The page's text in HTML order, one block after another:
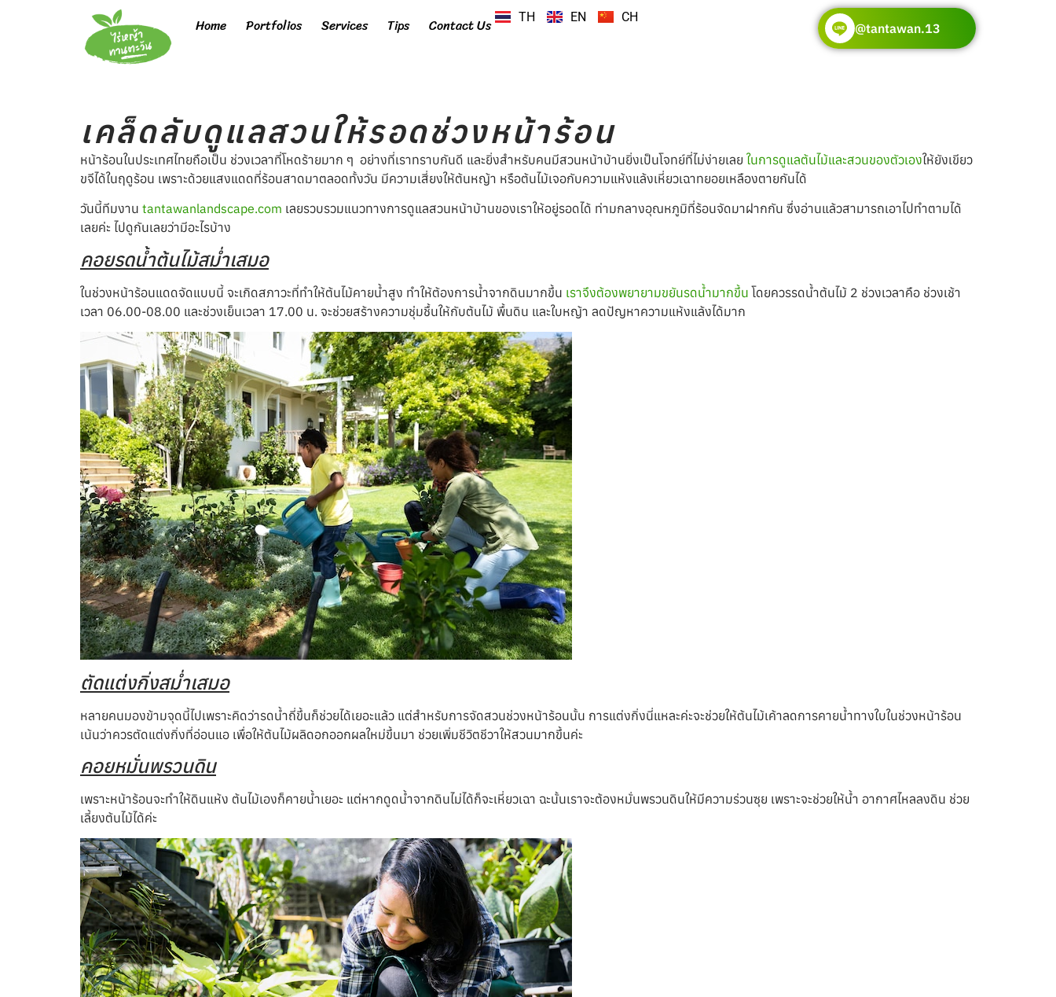
Home Portfolios Services Tips Contact Us TH EN CH
@tantawan.13
เคล็ดลับดูแลสวนให้รอดช่วงหน้าร้อน
หน้าร้อนในประเทศไทยถือเป็น ช่วงเวลาที่โหดร้ายมาก ๆ อย่างที่เราทราบกันดี และยิ่งสำหรับคนมีสวนหน้าบ้านยิ่งเป็นโจทย์ที่ไม่ง่ายเลย ในการดูแลต้นไม้และสวนของตัวเองให้ยังเขียว
ขจีได้ในฤดูร้อน เพราะด้วยแสงแดดที่ร้อนสาดมาตลอดทั้งวัน มีความเสี่ยงให้ต้นหญ้า หรือต้นไม้เจอกับความแห้งแล้งเหี่ยวเฉาทยอยเหลืองตายกันได้
วันนี้ทีมงาน tantawanlandscape.com เลยรวบรวมแนวทางการดูแลสวนหน้าบ้านของเราให้อยู่รอดได้ ท่ามกลางอุณหภูมิที่ร้อนจัดมาฝากกัน ซึ่งอ่านแล้วสามารถเอาไปทำตามได้
เลยค่ะ ไปดูกันเลยว่ามีอะไรบ้าง
คอยรดน้ำต้นไม้สม่ำเสมอ
ในช่วงหน้าร้อนแดดจัดแบบนี้ จะเกิดสภาวะที่ทำให้ต้นไม้คายน้ำสูง ทำให้ต้องการน้ำจากดินมากขึ้น เราจึงต้องพยายามขยันรดน้ำมากขึ้น โดยควรรดน้ำต้นไม้ 2 ช่วงเวลาคือ ช่วงเช้า
เวลา 06.00-08.00 และช่วงเย็นเวลา 17.00 น. จะช่วยสร้างความชุ่มชื้นให้กับต้นไม้ พื้นดิน และใบหญ้า ลดปัญหาความแห้งแล้งได้มาก
ตัดแต่งกิ่งสม่ำเสมอ
หลายคนมองข้ามจุดนี้ไปเพราะคิดว่ารดน้ำถี่ขึ้นก็ช่วยได้เยอะแล้ว แต่สำหรับการจัดสวนช่วงหน้าร้อนนั้น การแต่งกิ่งนี่แหละค่ะจะช่วยให้ต้นไม้เค้าลดการคายน้ำทางใบในช่วงหน้าร้อน
เน้นว่าควรตัดแต่งกิ่งที่อ่อนแอ เพื่อให้ต้นไม้ผลิดอกออกผลใหม่ขึ้นมา ช่วยเพิ่มชีวิตชีวาให้สวนมากขึ้นค่ะ
คอยหมั่นพรวนดิน
เพราะหน้าร้อนจะทำให้ดินแห้ง ต้นไม้เองก็คายน้ำเยอะ แต่หากดูดน้ำจากดินไม่ได้ก็จะเหี่ยวเฉา ฉะนั้นเราจะต้องหมั่นพรวนดินให้มีความร่วนซุย เพราะจะช่วยให้น้ำ อากาศไหลลงดิน ช่วย
เลี้ยงต้นไม้ได้ค่ะ